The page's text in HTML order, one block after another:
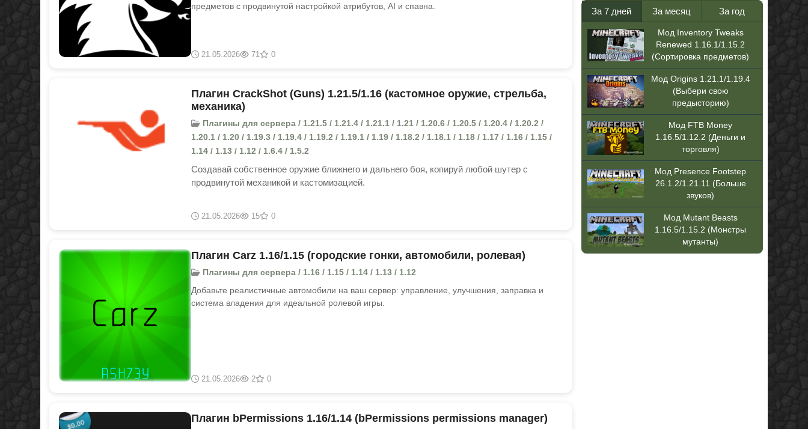
предметов с продвинутой настройкой атрибутов, AI и спавна.
21.05.2026 71 0
Плагин CrackShot (Guns) 1.21.5/1.16 (кастомное оружие, стрельба,
механика)
Плагины для сервера / 1.21.5 / 1.21.4 / 1.21.1 / 1.21 / 1.20.6 / 1.20.5 / 1.20.4 / 1.20.2 /
1.20.1 / 1.20 / 1.19.3 / 1.19.4 / 1.19.2 / 1.19.1 / 1.19 / 1.18.2 / 1.18.1 / 1.18 / 1.17 / 1.16 / 1.15 /
1.14 / 1.13 / 1.12 / 1.6.4 / 1.5.2
Создавай собственное оружие ближнего и дальнего боя, копируй любой шутер с
продвинутой механикой и кастомизацией.
21.05.2026 15 0
Плагин Carz 1.16/1.15 (городские гонки, автомобили, ролевая)
Плагины для сервера / 1.16 / 1.15 / 1.14 / 1.13 / 1.12
Добавьте реалистичные автомобили на ваш сервер: управление, улучшения, заправка и
система владения для идеальной ролевой игры.
21.05.2026 2 0
Плагин bPermissions 1.16/1.14 (bPermissions permissions manager)
За 7 дней За месяц За год
Мод Inventory Tweaks
Renewed 1.16.1/1.15.2
(Сортировка предметов)
Мод Origins 1.21.1/1.19.4
(Выбери свою
предысторию)
Мод FTB Money
1.16.5/1.12.2 (Деньги и
торговля)
Мод Presence Footstep
26.1.2/1.21.11 (Больше
звуков)
Мод Mutant Beasts
1.16.5/1.15.2 (Монстры
мутанты)